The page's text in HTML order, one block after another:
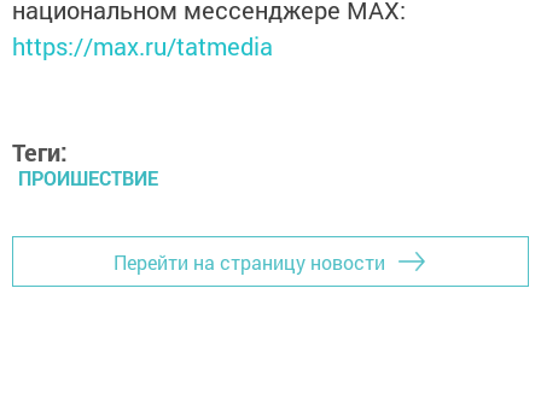
национальном мессенджере MАХ:
https://max.ru/tatmedia
Теги:
ПРОИШЕСТВИЕ
Перейти на страницу новости